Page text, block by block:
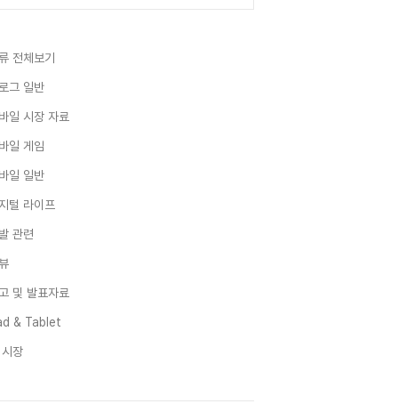
전체보기
그 일반
일 시장 자료
일 게임
일 일반
털 라이프
관련
및 발표자료
& Tablet
장